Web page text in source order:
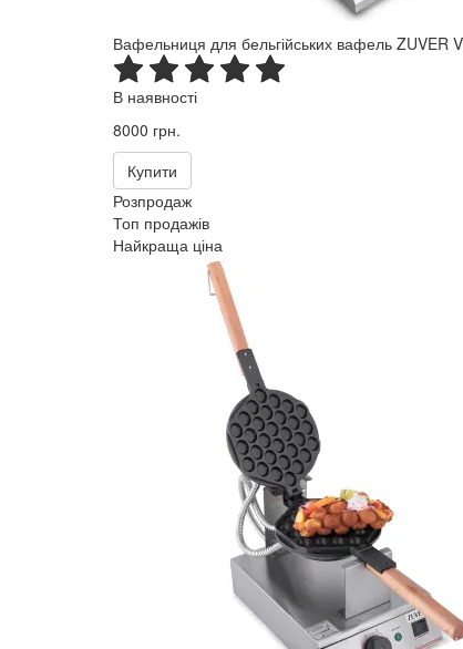
Вафельниця для бельгійських вафель ZUVER
В наявності
8000 грн.
Купити
Розпродаж
Топ продажів
Найкраща ціна